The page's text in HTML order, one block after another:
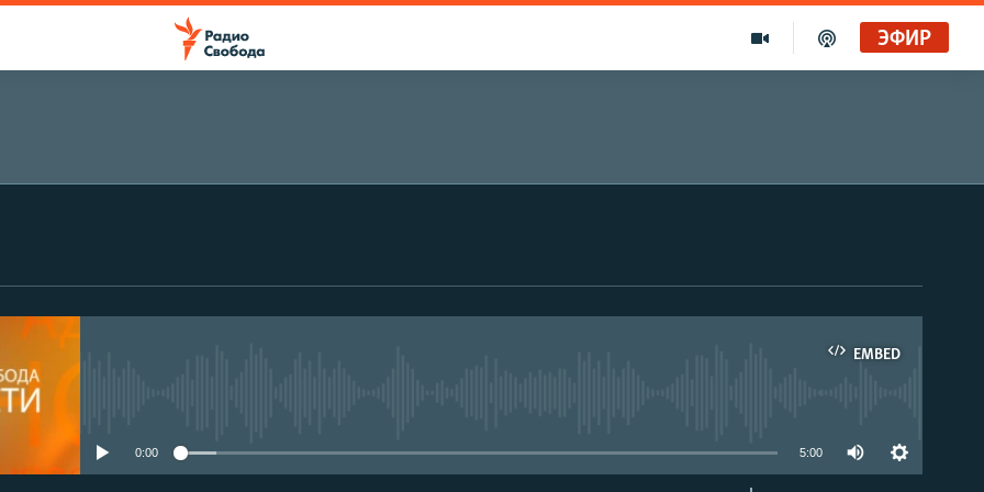
ЭФИР
EMBED
0:00 5:00